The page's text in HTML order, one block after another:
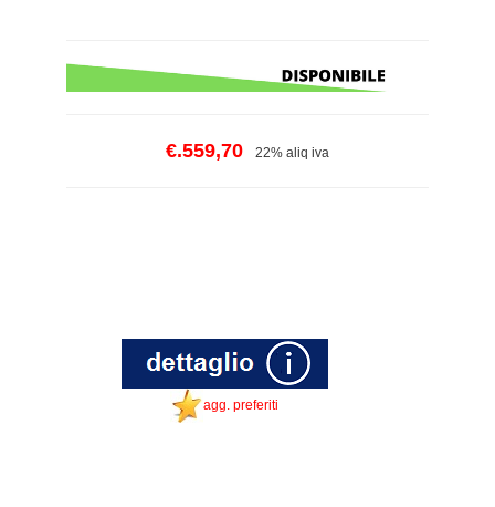
€.559,70 22% aliq iva
agg. preferiti